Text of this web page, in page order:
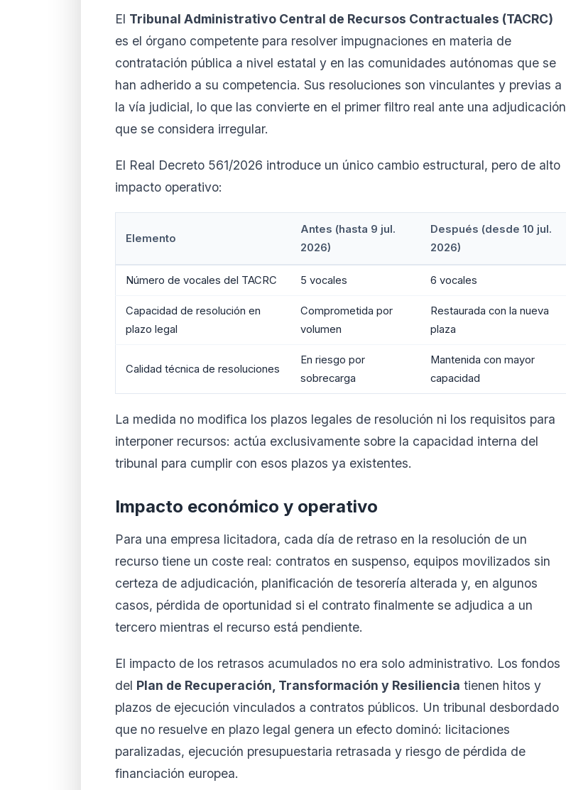
El Tribunal Administrativo Central de Recursos Contractuales (TACRC)
es el órgano competente para resolver impugnaciones en materia de
contratación pública a nivel estatal y en las comunidades autónomas que se
han adherido a su competencia. Sus resoluciones son vinculantes y previas a
la vía judicial, lo que las convierte en el primer filtro real ante una adjudicación
que se considera irregular.
El Real Decreto 561/2026 introduce un único cambio estructural, pero de alto
impacto operativo:
Elemento
Antes (hasta 9 jul.
2026)
Después (desde 10 jul.
2026)
Número de vocales del TACRC 5 vocales 6 vocales
Capacidad de resolución en
plazo legal
Comprometida por
volumen
Restaurada con la nueva
plaza
Calidad técnica de resoluciones
En riesgo por
sobrecarga
Mantenida con mayor
capacidad
La medida no modifica los plazos legales de resolución ni los requisitos para
interponer recursos: actúa exclusivamente sobre la capacidad interna del
tribunal para cumplir con esos plazos ya existentes.
Impacto económico y operativo
Para una empresa licitadora, cada día de retraso en la resolución de un
recurso tiene un coste real: contratos en suspenso, equipos movilizados sin
certeza de adjudicación, planificación de tesorería alterada y, en algunos
casos, pérdida de oportunidad si el contrato finalmente se adjudica a un
tercero mientras el recurso está pendiente.
El impacto de los retrasos acumulados no era solo administrativo. Los fondos
del Plan de Recuperación, Transformación y Resiliencia tienen hitos y
plazos de ejecución vinculados a contratos públicos. Un tribunal desbordado
que no resuelve en plazo legal genera un efecto dominó: licitaciones
paralizadas, ejecución presupuestaria retrasada y riesgo de pérdida de
financiación europea.